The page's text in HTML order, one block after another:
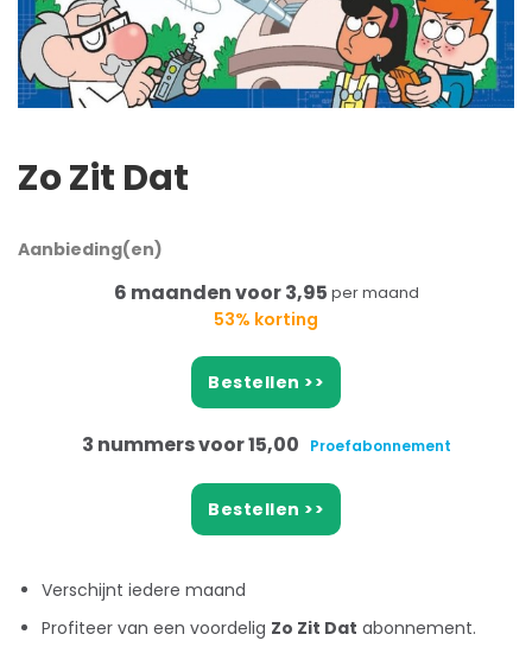
Zo Zit Dat
Aanbieding(en)
6 maanden voor 3,95 per maand
53% korting
Bestellen >>
3 nummers voor 15,00 Proefabonnement
Bestellen >>
Verschijnt iedere maand
Profiteer van een voordelig Zo Zit Dat abonnement.